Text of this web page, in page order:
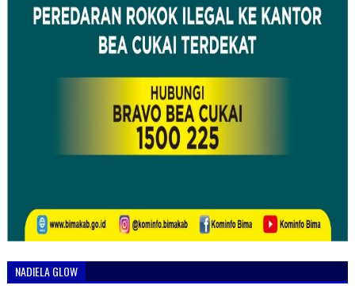
NADIELA GLOW